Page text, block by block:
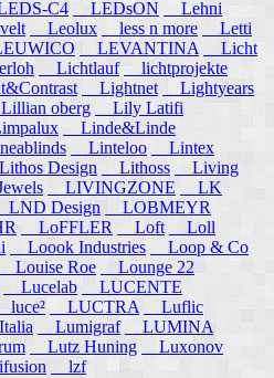
C4 LEDsON
Lehni
Leolux less n more
Letti
LEVANTINA
Licht
Lichtlauf lichtprojekte
Lightnet
Lightyears
oberg
Lily Latifi
Linde&Linde
Linteloo
Lintex
Design Lithoss
Living
LIVINGZONE
LK
LND Design
LOBMEYR
LoFFLER Loft
Loll
Loook Industries
Loop & Co
Louise Roe
Lounge 22
Lucelab
LUCENTE
luce² LUCTRA
Luflic
Lumigraf
LUMINA
Lutz Huning
Luxonov
lzf